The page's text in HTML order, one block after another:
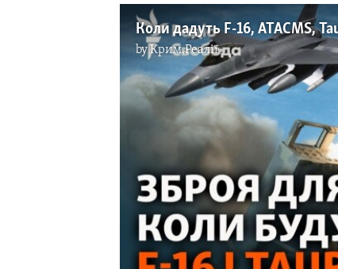
byКрим.Реалії
No